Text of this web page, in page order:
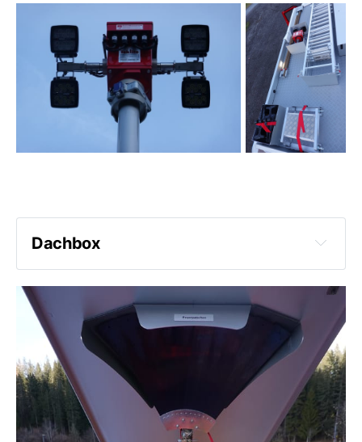
Dachbox
2 Schlauchbrücken
Steckleiterverbindungsteil
4 Steckleitern
Einreisshaken
Ausräumhaken
2 Wasserschieber
2 Waldbrandrucksäcke